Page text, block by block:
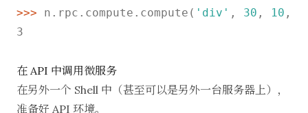
>>>
n.rpc.compute.compute( 'div' , 30 , 10 ,
3
在 API 中调用微服务
在另外一个 Shell 中（甚至可以是另外一台服务器上），
准备好 API 环境。